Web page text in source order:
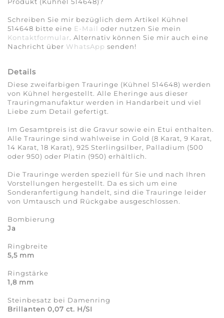
Produkt (Kühnel 514648)?
Schreiben Sie mir bezüglich dem Artikel Kühnel
514648 bitte eine E-Mail oder nutzen Sie mein
Kontaktformular. Alternativ können Sie mir auch eine
Nachricht über WhatsApp senden!
Details
Diese zweifarbigen Trauringe (Kühnel 514648) werden
von Kühnel hergestellt. Alle Eheringe aus dieser
Trauringmanufaktur werden in Handarbeit und viel
Liebe zum Detail gefertigt.
Im Gesamtpreis ist die Gravur sowie ein Etui enthalten.
Alle Trauringe sind wahlweise in Gold (8 Karat, 9 Karat,
14 Karat, 18 Karat), 925 Sterlingsilber, Palladium (500
oder 950) oder Platin (950) erhältlich.
Die Trauringe werden speziell für Sie und nach Ihren
Vorstellungen hergestellt. Da es sich um eine
Sonderanfertigung handelt, sind die Trauringe leider
von Umtausch und Rückgabe ausgeschlossen.
Bombierung
Ja
Ringbreite
5,5 mm
Ringstärke
1,8 mm
Steinbesatz bei Damenring
Brillanten 0,07 ct. H/SI